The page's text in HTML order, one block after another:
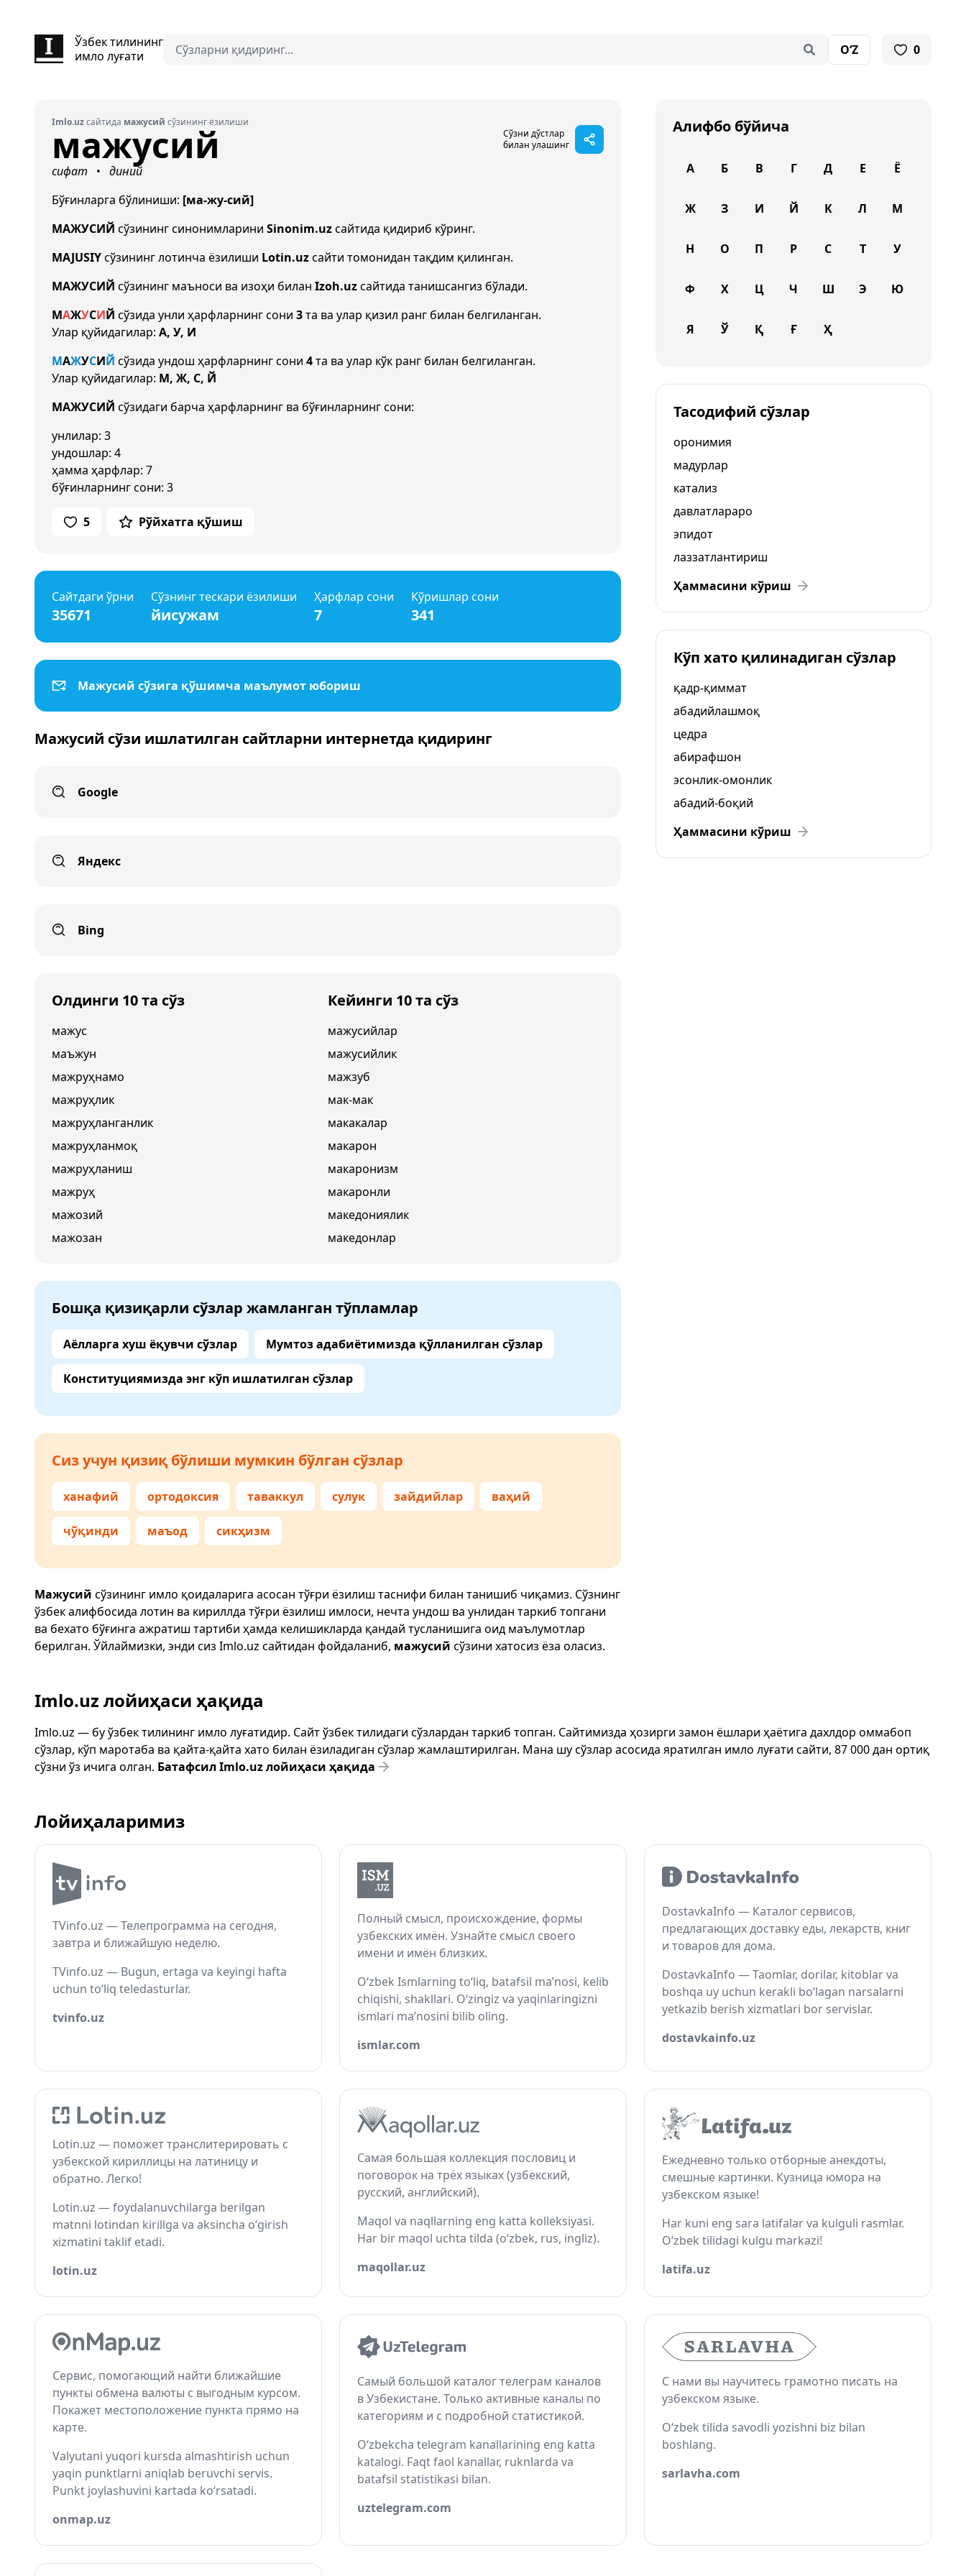
Ўзбек тилининг
имло луғати
O‘Z 0
Imlo.uzсайтида мажусий сўзининг ёзилиши
мажусий
Сўзни дўстлар
билан улашинг
сифат •
диний
Бўғинларга бўлиниши: [ма-жу-сий]
МАЖУСИЙ сўзининг синонимларини Sinonim.uzсайтида қидириб кўринг.
MAJUSIYсўзининг лотинча ёзилиши Lotin.uzсайти томонидан тақдим қилинган.
МАЖУСИЙ сўзининг маъноси ва изоҳи билан Izoh.uzсайтида танишсангиз бўлади.
МАЖУСИЙ сўзида унли ҳарфларнинг сони 3та ва улар қизил ранг билан белгиланган.
Улар қуйидагилар: А, У, И
МАЖУСИЙ сўзида ундош ҳарфларнинг сони 4та ва улар кўк ранг билан белгиланган.
Улар қуйидагилар: М, Ж, С, Й
МАЖУСИЙ сўзидаги барча ҳарфларнинг ва бўғинларнинг сони:
унлилар: 3
ундошлар: 4
ҳамма ҳарфлар: 7
бўғинларнинг сони: 3
5 Рўйхатга қўшиш
Сайтдаги ўрни
35671
Сўзнинг тескари ёзилиши
йисужам
Ҳарфлар сони
7
Кўришлар сони
341
Мажусий сўзига қўшимча маълумот юбориш
Мажусий сўзи ишлатилган сайтларни интернетда қидиринг
Google
Яндекс
Bing
Олдинги 10 та сўз
мажус
маъжун
мажруҳнамо
мажруҳлик
мажруҳланганлик
мажруҳланмоқ
мажруҳланиш
мажруҳ
мажозий
мажозан
Кейинги 10 та сўз
мажусийлар
мажусийлик
мажзуб
мак-мак
макакалар
макарон
макаронизм
макаронли
македониялик
македонлар
Бошқа қизиқарли сўзлар жамланган тўпламлар
Аёлларга хуш ёқувчи сўзлар Мумтоз адабиётимизда қўлланилган сўзлар
Конституциямизда энг кўп ишлатилган сўзлар
Сиз учун қизиқ бўлиши мумкин бўлган сўзлар
ханафий ортодоксия таваккул сулук зайдийлар ваҳий
чўқинди маъод сикҳизм
Мажусий сўзининг имло қоидаларига асосан тўғри ёзилиш таснифи билан танишиб чиқамиз. Сўзнинг
ўзбек алифбосида лотин ва кириллда тўғри ёзилиш имлоси, нечта ундош ва унлидан таркиб топгани
ва бехато бўғинга ажратиш тартиби ҳамда келишикларда қандай тусланишига оид маълумотлар
берилган. Ўйлаймизки, энди сиз Imlo.uz сайтидан фойдаланиб, мажусий сўзини хатосиз ёза оласиз.
Алифбо бўйича
А Б В Г Д Е Ё
Ж З И Й К Л М
Н О П Р С Т У
Ф Х Ц Ч Ш Э Ю
Я Ў Қ Ғ Ҳ
Тасодифий сўзлар
оронимия
мадурлар
катализ
давлатлараро
эпидот
лаззатлантириш
Ҳаммасини кўриш
Кўп хато қилинадиган сўзлар
қадр-қиммат
абадийлашмоқ
цедра
абирафшон
эсонлик-омонлик
абадий-боқий
Ҳаммасини кўриш
Imlo.uz лойиҳаси ҳақида
Imlo.uz — бу ўзбек тилининг имло луғатидир. Сайт ўзбек тилидаги сўзлардан таркиб топган. Сайтимизда ҳозирги замон ёшлари ҳаётига дахлдор оммабоп
сўзлар, кўп маротаба ва қайта-қайта хато билан ёзиладиган сўзлар жамлаштирилган. Мана шу сўзлар асосида яратилган имло луғати сайти, 87 000 дан ортиқ
сўзни ўз ичига олган. Батафсил Imlo.uz лойиҳаси ҳақида
Лойиҳаларимиз
TVinfo.uz — Телепрограмма на сегодня,
завтра и ближайшую неделю.
TVinfo.uz — Bugun, ertaga va keyingi hafta
uchun to‘liq teledasturlar.
tvinfo.uz
Полный смысл, происхождение, формы
узбекских имён. Узнайте смысл своего
имени и имён близких.
O‘zbek Ismlarning to‘liq, batafsil ma’nosi, kelib
chiqishi, shakllari. O‘zingiz va yaqinlaringizni
ismlari ma’nosini bilib oling.
ismlar.com
DostavkaInfo — Каталог сервисов,
предлагающих доставку еды, лекарств, книг
и товаров для дома.
DostavkaInfo — Taomlar, dorilar, kitoblar va
boshqa uy uchun kerakli bo‘lagan narsalarni
yetkazib berish xizmatlari bor servislar.
dostavkainfo.uz
Lotin.uz — поможет транслитерировать с
узбекской кириллицы на латиницу и
обратно. Легко!
Lotin.uz — foydalanuvchilarga berilgan
matnni lotindan kirillga va aksincha o‘girish
xizmatini taklif etadi.
lotin.uz
Самая большая коллекция пословиц и
поговорок на трёх языках (узбекский,
русский, английский).
Maqol va naqllarning eng katta kolleksiyasi.
Har bir maqol uchta tilda (o‘zbek, rus, ingliz).
maqollar.uz
Ежедневно только отборные анекдоты,
смешные картинки. Кузница юмора на
узбекском языке!
Har kuni eng sara latifalar va kulguli rasmlar.
O‘zbek tilidagi kulgu markazi!
latifa.uz
Сервис, помогающий найти ближайшие
пункты обмена валюты с выгодным курсом.
Покажет местоположение пункта прямо на
карте.
Valyutani yuqori kursda almashtirish uchun
yaqin punktlarni aniqlab beruvchi servis.
Punkt joylashuvini kartada ko‘rsatadi.
onmap.uz
Самый большой каталог телеграм каналов
в Узбекистане. Только активные каналы по
категориям и с подробной статистикой.
O‘zbekcha telegram kanallarining eng katta
katalogi. Faqt faol kanallar, ruknlarda va
batafsil statistikasi bilan.
uztelegram.com
С нами вы научитесь грамотно писать на
узбекском языке.
O‘zbek tilida savodli yozishni biz bilan
boshlang.
sarlavha.com